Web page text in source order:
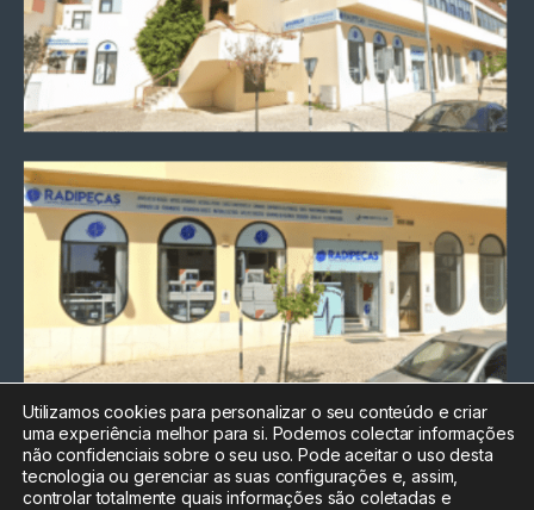
Chamada para a rede fixa
nacional
Electrónica:212
Utilizamos cookies para personalizar o seu conteúdo e criar
uma experiência melhor para si. Podemos colectar informações
não confidenciais sobre o seu uso. Pode aceitar o uso desta
tecnologia ou gerenciar as suas configurações e, assim,
controlar totalmente quais informações são coletadas e